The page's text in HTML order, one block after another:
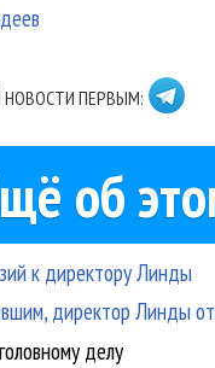
НОВОСТИ ПЕРВЫМ:
об
к директору Линды
директор Линды
делу